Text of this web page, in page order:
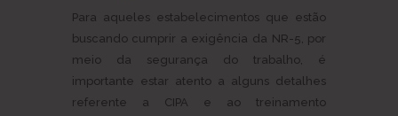
Para aqueles estabelecimentos que estão
buscando cumprir a exigência da NR-5, por
meio da segurança do trabalho, é
importante estar atento a alguns detalhes
referente a CIPA e ao treinamento